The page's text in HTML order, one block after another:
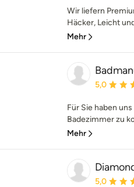
Wir liefern
Häcker, Leicht
Mehr
5,0
Für Sie haben
Badezimmer zu
Mehr
5,0